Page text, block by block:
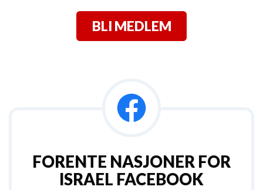
BLI MEDLEM
FORENTE NASJONER FOR
ISRAEL FACEBOOK